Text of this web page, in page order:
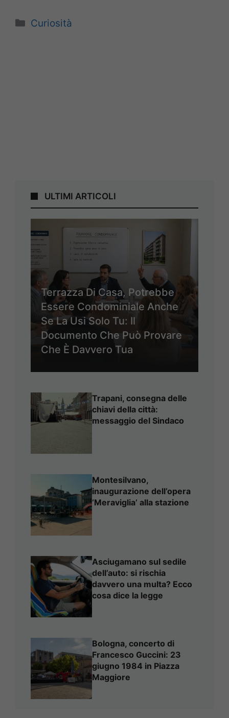
Categorie
Curiosità
ULTIMI ARTICOLI
Terrazza Di Casa, Potrebbe
Essere Condominiale Anche
Se La Usi Solo Tu: Il
Documento Che Può Provare
Che È Davvero Tua
Trapani, consegna delle
chiavi della città:
messaggio del Sindaco
Montesilvano,
inaugurazione dell’opera
‘Meraviglia’ alla stazione
Asciugamano sul sedile
dell’auto: si rischia
davvero una multa? Ecco
cosa dice la legge
Bologna, concerto di
Francesco Guccini: 23
giugno 1984 in Piazza
Maggiore